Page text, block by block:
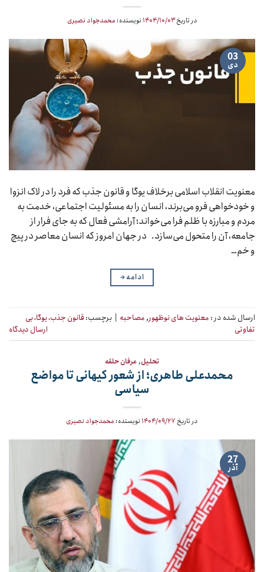
در تاریخ۱۴۰۴/۱۰/۰۳ نویسنده: محمدجواد نصیری
03
دی
معنویت انقلاب اسلامی برخلاف یوگا و قانون جذب که فرد را در لاک انزوا
و خودخواهی فرو می‌برند، انسان را به مسئولیت اجتماعی، خدمت به
مردم و مبارزه با ظلم فرا می‌خواند؛ آرامشی فعال که به جای فرار از
جامعه، آن را متحول می‌سازد. در جهان امروز که انسان معاصر در پیچ
و خم…
ادامه→
ارسال شده در : معنویت های نوظهور,مصاحبه برچسب: قانون جذب، یوگا، بی
تفاوتی
ارسال دیدگاه
تحلیل,عرفان حلقه
محمدعلی طاهری؛ از شعور کیهانی تا مواضع
سیاسی
در تاریخ ۱۴۰۴/۰۹/۲۷ نویسنده: محمدجواد نصیری
27
آذر